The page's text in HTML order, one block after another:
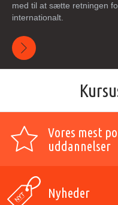
med til at sætte retningen
internationalt.
Vores mest
uddannelser
Nyheder